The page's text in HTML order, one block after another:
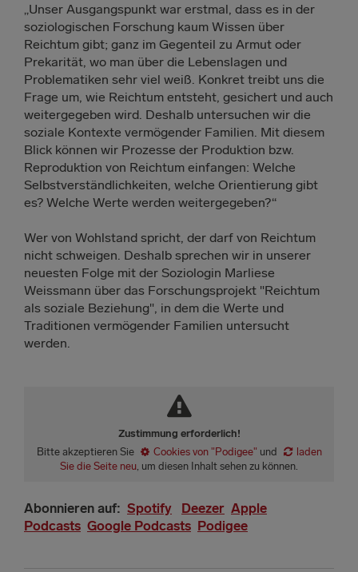
„Unser Ausgangspunkt war erstmal, dass es in der
soziologischen Forschung kaum Wissen über
Reichtum gibt; ganz im Gegenteil zu Armut oder
Prekarität, wo man über die Lebenslagen und
Problematiken sehr viel weiß. Konkret treibt uns die
Frage um, wie Reichtum entsteht, gesichert und auch
weitergegeben wird. Deshalb untersuchen wir die
soziale Kontexte vermögender Familien. Mit diesem
Blick können wir Prozesse der Produktion bzw.
Reproduktion von Reichtum einfangen: Welche
Selbstverständlichkeiten, welche Orientierung gibt
es? Welche Werte werden weitergegeben?“
Wer von Wohlstand spricht, der darf von Reichtum
nicht schweigen. Deshalb sprechen wir in unserer
neuesten Folge mit der Soziologin Marliese
Weissmann über das Forschungsprojekt "Reichtum
als soziale Beziehung", in dem die Werte und
Traditionen vermögender Familien untersucht
werden.
Zustimmung erforderlich!
Bitte akzeptieren Sie
Cookies von "Podigee" und
laden
Sie die Seite neu, um diesen Inhalt sehen zu können.
Abonnieren auf: Spotify Deezer Apple
Podcasts Google Podcasts Podigee